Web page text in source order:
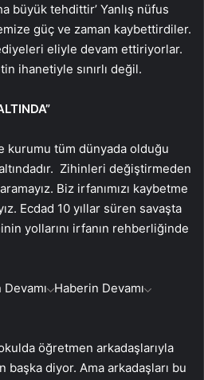
büyük tehdittir’ Yanlış nüfus
güç ve zaman kaybettirdiler.
eliyle devam ettiriyorlar.
ihanetiyle sınırlı değil.
kurumu tüm dünyada olduğu
Zihinleri değiştirmeden
Biz irfanımızı kaybetme
Ecdad 10 yıllar süren savaşta
yollarını irfanın rehberliğinde
Haberin Devamı
öğretmen arkadaşlarıyla
başka diyor. Ama arkadaşları bu